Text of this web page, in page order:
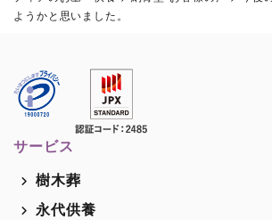
ようかと思いました。
サービス
樹木葬
永代供養